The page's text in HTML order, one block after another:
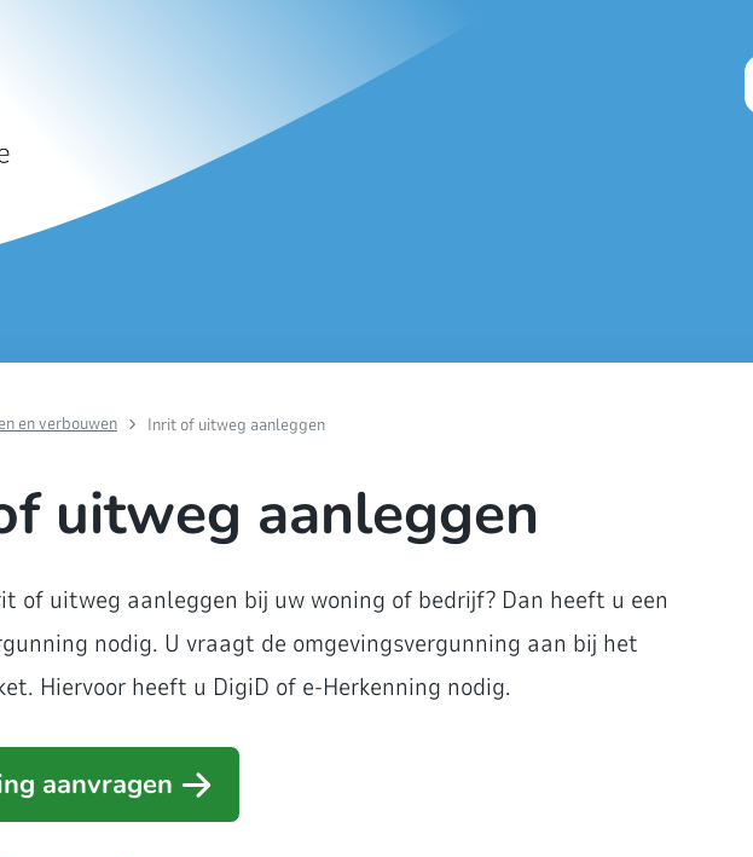
en verbouwen Inrit of uitweg aanleggen
uitweg aanleggen
of uitweg aanleggen bij uw woning of bedrijf? Dan heeft u een
nodig. U vraagt de omgevingsvergunning aan bij het
Hiervoor heeft u DigiD of e-Herkenning nodig.
aanvragen